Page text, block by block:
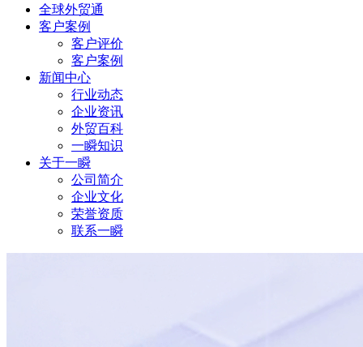
全球外贸通
客户案例
客户评价
客户案例
新闻中心
行业动态
企业资讯
外贸百科
一瞬知识
关于一瞬
公司简介
企业文化
荣誉资质
联系一瞬